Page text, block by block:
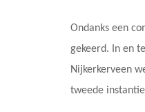
Ondanks een
gekeerd. In en
Nijkerkerveen
tweede